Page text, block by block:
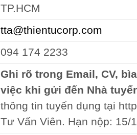
TP.HCM
tta@thientucorp.com
094 174 2233
Ghi rõ trong Email, CV,
việc khi gửi đến Nhà
thông tin tuyển dụng tại
Tư Vấn Viên. Hạn nộp: 15/